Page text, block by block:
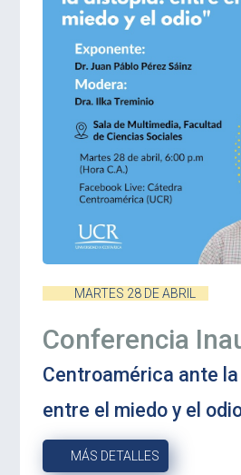
MARTES 28 DE ABRIL
Conferencia
Centroamérica ante
entre el miedo y el
MÁS DETALLES